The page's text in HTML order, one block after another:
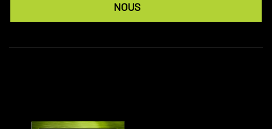
NOUS